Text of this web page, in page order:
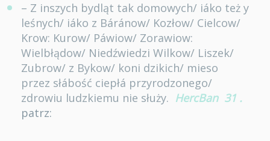
– Z inszych bydląt tak domowych/ iáko też y
leśnych/ iáko z Báránow/ Kozłow/ Cielcow/
Krow: Kurow/ Páwiow/ Zorawiow:
Wielbłądow/ Niedźwiedzi Wilkow/ Liszek/
Zubrow/ z Bykow/ koni dzikich/ mieso
przez słábość ciepłá przyrodzonego/
zdrowiu ludzkiemu nie służy. HercBan 31 .
patrz: